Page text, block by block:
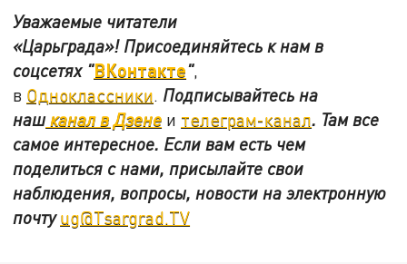
Уважаемые читатели
«Царьграда»! Присоединяйтесь к нам в
соцсетях "ВКонтакте",
в Одноклассники Подписывайтесь на
нашканал в Дзене и телеграм-канал. Там все
самое интересное. Если вам есть чем
поделиться с нами, присылайте свои
наблюдения, вопросы, новости на электронную
почтуug@Tsargrad.TV